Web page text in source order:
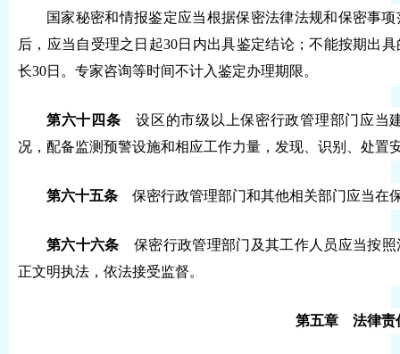
国家秘密和情报鉴定应当根据保密法律法规和保密事
后，应当自受理之日起30日内出具鉴定结论；不能按期出
长30日。专家咨询等时间不计入鉴定办理期限。
第六十四条 设区的市级以上保密行政管理部门应当
况，配备监测预警设施和相应工作力量，发现、识别、处置
第六十五条 保密行政管理部门和其他相关部门应当在
第六十六条 保密行政管理部门及其工作人员应当按
正文明执法，依法接受监督。
第五章 法律责